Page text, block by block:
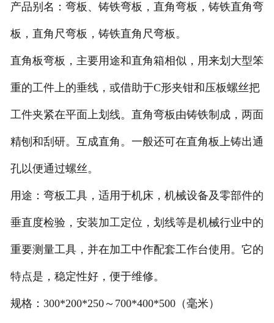
产品别名：弯板、铸铁弯板，直角弯板，铸铁直角弯
板，直角尺弯板，铸铁直角尺弯板。
直角板弯板，主要用途和直角箱相似，用来划大型笨
重的工件上的垂线，或借助于C形夹钳和压板螺丝把
工件夹紧在平面上划线。直角弯板由铸铁制成，两面
精刨和刮研。互成直角。一般还可在直角板上铸出通
孔以便通过螺丝。
用途：弯板工具，适用于机床，机械设备及零部件的
垂直度检验，安装加工定位，划线等是机械行业中的
重要测量工具，并在加工中作配套工作台使用。它的
特点是，稳定性好，便于维修。
规格：300*200*250～700*400*500（毫米）